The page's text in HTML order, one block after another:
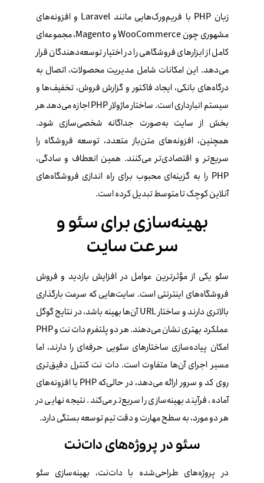
زبان PHP با فریم‌ورک‌هایی مانند Laravel و افزونه‌های
مشهوری چون WooCommerce و Magento، مجموعه‌ای
کامل از ابزارهای فروشگاهی را در اختیار توسعه‌دهندگان قرار
می‌دهد. این امکانات شامل مدیریت محصولات، اتصال به
درگاه‌های بانکی، ایجاد فاکتور و گزارش فروش، تخفیف‌ها و
سیستم انبارداری است. ساختار ماژولار PHP اجازه می‌دهد هر
بخش از سایت به‌صورت جداگانه شخصی‌سازی شود.
همچنین، افزونه‌های متن‌باز متعدد، توسعه فروشگاه را
سریع‌تر و اقتصادی‌تر می‌کنند. همین انعطاف و سادگی،
PHP را به گزینه‌ای محبوب برای راه‌ اندازی فروشگاه‌های
آنلاین کوچک تا متوسط تبدیل کرده است.
بهینه‌سازی برای سئو و
سرعت سایت
سئو یکی از مؤثرترین عوامل در افزایش بازدید و فروش
فروشگاه‌های اینترنتی است. سایت‌هایی که سرعت بارگذاری
بالاتری دارند و ساختار URL آن‌ها بهینه باشد، در نتایج گوگل
عملکرد بهتری نشان می‌دهند. هر دو پلتفرم دات‌ نت و PHP
امکان پیاده‌سازی ساختارهای سئویی حرفه‌ای را دارند، اما
مسیر اجرای آن‌ها متفاوت است. دات‌ نت کنترل دقیق‌تری
روی کد و سرور ارائه می‌دهد، در حالی‌که PHP با افزونه‌های
آماده، فرآیند بهینه‌سازی را سریع‌تر می‌کند. نتیجه نهایی در
هر دو مورد، به سطح مهارت و دقت تیم توسعه بستگی دارد.
سئو در پروژه‌های دات‌نت
در پروژه‌های طراحی‌شده با دات‌نت، بهینه‌سازی سئو